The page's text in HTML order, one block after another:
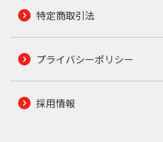
特定商取引法
プライバシーポリシー
採用情報